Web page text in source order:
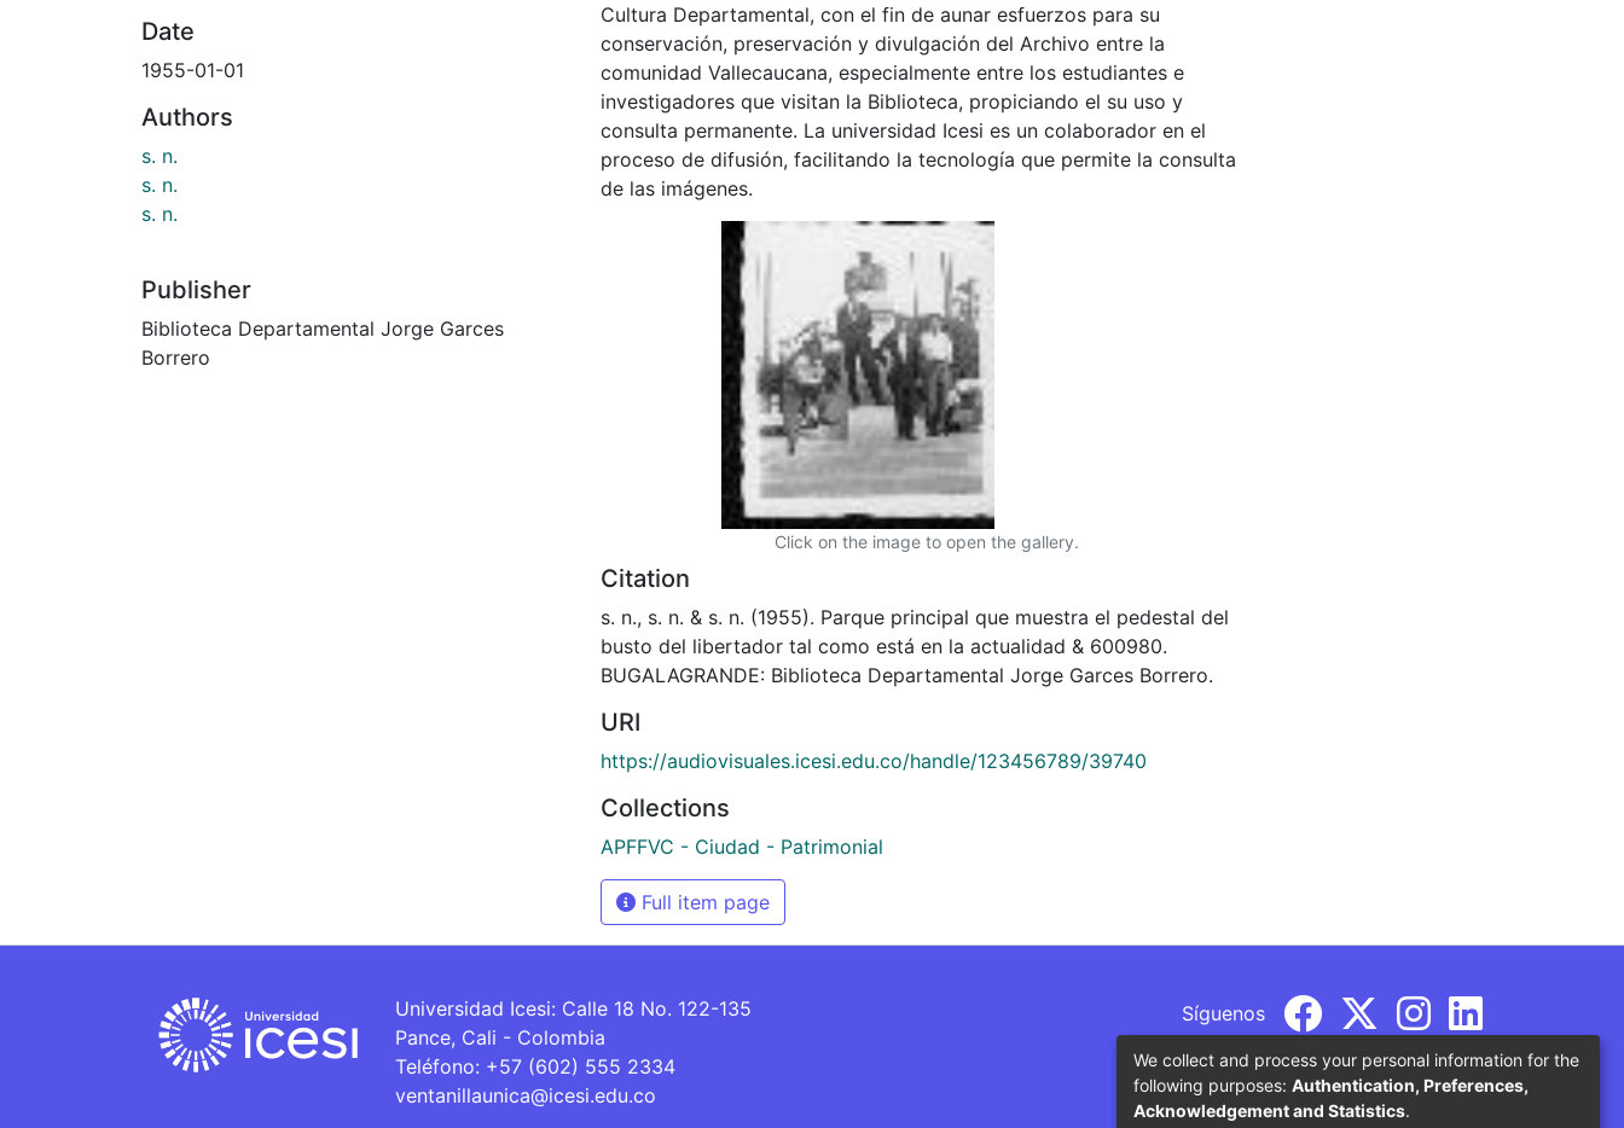
Date
1955-01-01
Authors
s. n.
s. n.
s. n.
Publisher
Biblioteca Departamental Jorge Garces
Borrero
Cultura Departamental, con el fin de aunar esfuerzos para su
conservación, preservación y divulgación del Archivo entre la
comunidad Vallecaucana, especialmente entre los estudiantes e
investigadores que visitan la Biblioteca, propiciando el su uso y
consulta permanente. La universidad Icesi es un colaborador en el
proceso de difusión, facilitando la tecnología que permite la consulta
de las imágenes.
Click on the image to open the gallery.
Citation
s. n., s. n. & s. n. (1955). Parque principal que muestra el pedestal del
busto del libertador tal como está en la actualidad & 600980.
BUGALAGRANDE: Biblioteca Departamental Jorge Garces Borrero.
URI
https://audiovisuales.icesi.edu.co/handle/123456789/39740
Collections
APFFVC - Ciudad - Patrimonial
Full item page
Universidad Icesi: Calle 18 No. 122-135
Pance, Cali - Colombia
Teléfono: +57 (602) 555 2334
ventanillaunica@icesi.edu.co
Síguenos
We collect and process your personal information for the
following purposes: Authentication, Preferences,
Acknowledgement and Statistics.